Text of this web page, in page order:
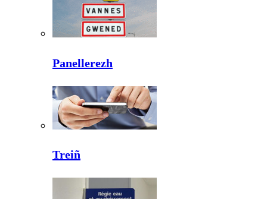
Panellerezh
Treiñ